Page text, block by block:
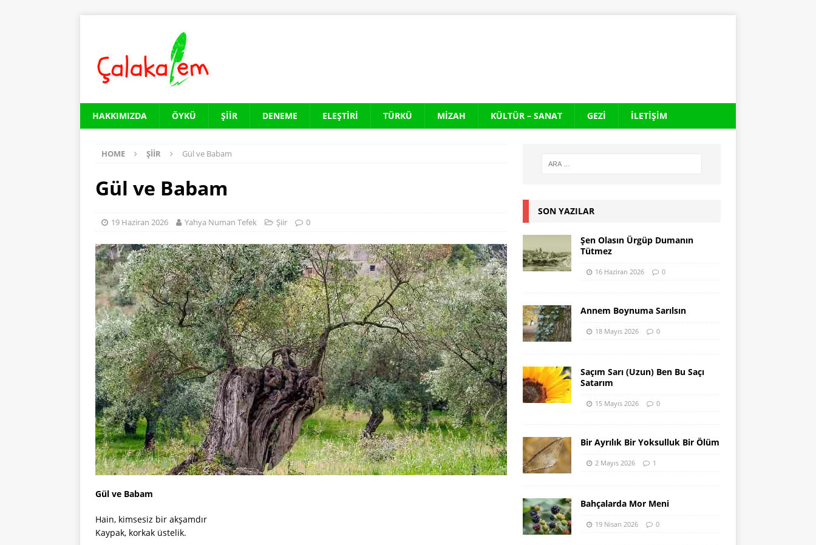
HAKKIMIZDA ÖYKÜ ŞIIR DENEME ELEŞTIRI TÜRKÜ MIZAH KÜLTÜR – SANAT GEZI İLETIŞIM
HOME ŞIIR Gül ve Babam
Gül ve Babam
19 Haziran 2026 Yahya Numan Tefek Şiir 0
Gül ve Babam
Hain, kimsesiz bir akşamdır
Kaypak, korkak üstelik.
SON YAZILAR
Şen Olasın Ürgüp Dumanın
Tütmez
16 Haziran 2026 0
Annem Boynuma Sarılsın
18 Mayıs 2026 0
Saçım Sarı (Uzun) Ben Bu Saçı
Satarım
15 Mayıs 2026 0
Bir Ayrılık Bir Yoksulluk Bir Ölüm
2 Mayıs 2026 1
Bahçalarda Mor Meni
19 Nisan 2026 0